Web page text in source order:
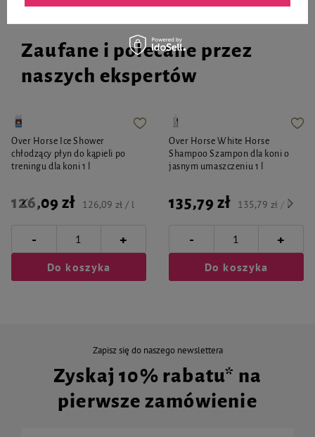
Zaufane i polecane przez
naszych ekspertów
Over Horse Ice Shower
chłodzący płyn do kąpieli po
treningu dla koni 1 l
126,09 zł 126,09 zł / l
- +
Do koszyka
Over Horse White Horse
Shampoo Szampon dla koni o
jasnym umaszczeniu 1 l
135,79 zł 135,79 zł / l
- +
Do koszyka
Zapisz się do naszego newslettera
Zyskaj 10% rabatu* na
pierwsze zamówienie